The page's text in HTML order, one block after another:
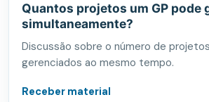
Quantos projetos um GP pode
simultaneamente?
Discussão sobre o número de
gerenciados ao mesmo tempo.
Receber material